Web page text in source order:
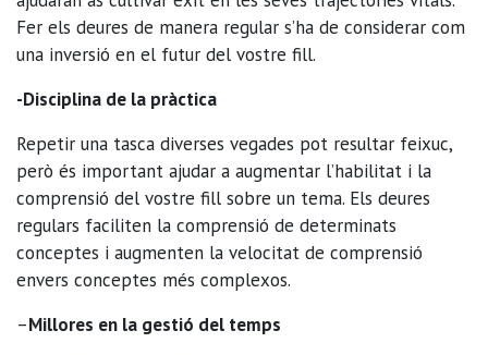
Fer els deures de manera regular s’ha de considerar com
una inversió en el futur del vostre fill.
-Disciplina de la pràctica
Repetir una tasca diverses vegades pot resultar feixuc,
però és important ajudar a augmentar l’habilitat i la
comprensió del vostre fill sobre un tema. Els deures
regulars faciliten la comprensió de determinats
conceptes i augmenten la velocitat de comprensió
envers conceptes més complexos.
–Millores en la gestió del temps